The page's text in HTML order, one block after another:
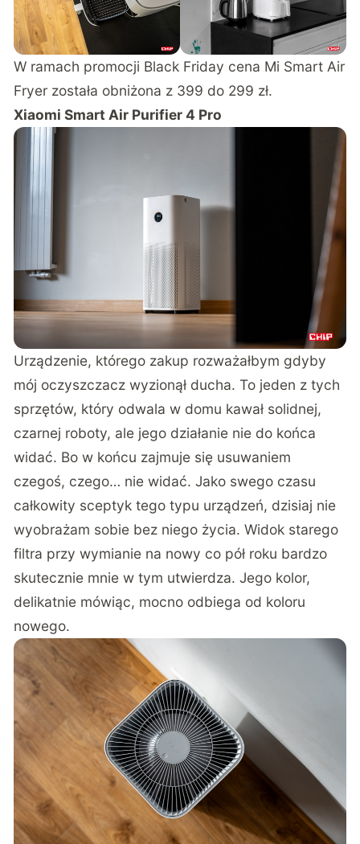
W ramach promocji Black Friday cena Mi Smart Air
Fryer została obniżona z 399 do 299 zł.
Xiaomi Smart Air Purifier 4 Pro
Urządzenie, którego zakup rozważałbym gdyby
mój oczyszczacz wyzionął ducha. To jeden z tych
sprzętów, który odwala w domu kawał solidnej,
czarnej roboty, ale jego działanie nie do końca
widać. Bo w końcu zajmuje się usuwaniem
czegoś, czego… nie widać. Jako swego czasu
całkowity sceptyk tego typu urządzeń, dzisiaj nie
wyobrażam sobie bez niego życia. Widok starego
filtra przy wymianie na nowy co pół roku bardzo
skutecznie mnie w tym utwierdza. Jego kolor,
delikatnie mówiąc, mocno odbiega od koloru
nowego.